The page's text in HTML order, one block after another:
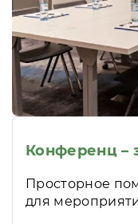
Конференц –
Просторное
для